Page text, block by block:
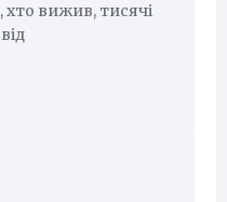
вижив, тисячі